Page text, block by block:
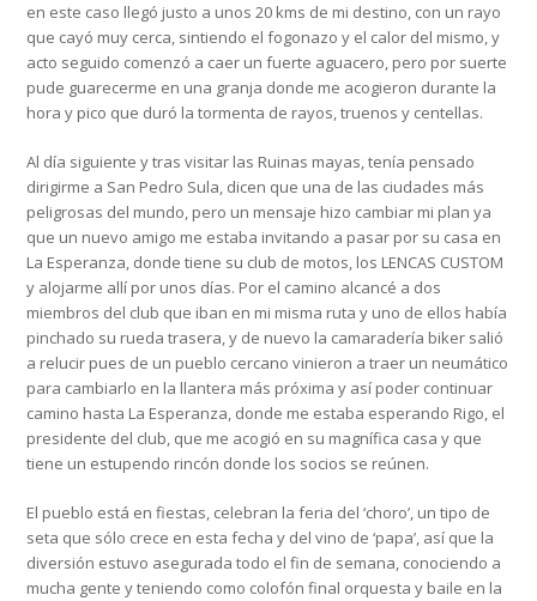
en este caso llegó justo a unos 20 kms de mi destino, con un rayo
que cayó muy cerca, sintiendo el fogonazo y el calor del mismo, y
acto seguido comenzó a caer un fuerte aguacero, pero por suerte
pude guarecerme en una granja donde me acogieron durante la
hora y pico que duró la tormenta de rayos, truenos y centellas.
Al día siguiente y tras visitar las Ruinas mayas, tenía pensado
dirigirme a San Pedro Sula, dicen que una de las ciudades más
peligrosas del mundo, pero un mensaje hizo cambiar mi plan ya
que un nuevo amigo me estaba invitando a pasar por su casa en
La Esperanza, donde tiene su club de motos, los LENCAS CUSTOM
y alojarme allí por unos días. Por el camino alcancé a dos
miembros del club que iban en mi misma ruta y uno de ellos había
pinchado su rueda trasera, y de nuevo la camaradería biker salió
a relucir pues de un pueblo cercano vinieron a traer un neumático
para cambiarlo en la llantera más próxima y así poder continuar
camino hasta La Esperanza, donde me estaba esperando Rigo, el
presidente del club, que me acogió en su magnífica casa y que
tiene un estupendo rincón donde los socios se reúnen.
El pueblo está en fiestas, celebran la feria del ‘choro’, un tipo de
seta que sólo crece en esta fecha y del vino de ‘papa’, así que la
diversión estuvo asegurada todo el fin de semana, conociendo a
mucha gente y teniendo como colofón final orquesta y baile en la